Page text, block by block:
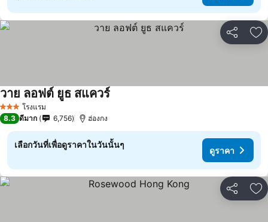
แชร์ เ
3 ดาว โรงแรม
วาย ลอฟต์ ยูธ สแควร์
8.3 ดีมาก 6,756 ฮ่องกง
เลือกวันที่เพื่อดูราคาในวันนั้นๆ
ดูราคา
แชร์ เ